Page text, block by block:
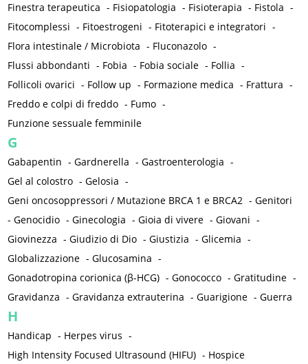
Finestra terapeutica - Fisiopatologia - Fisioterapia - Fistola -
Fitocomplessi - Fitoestrogeni - Fitoterapici e integratori -
Flora intestinale / Microbiota - Fluconazolo -
Flussi abbondanti - Fobia - Fobia sociale - Follia -
Follicoli ovarici - Follow up - Formazione medica - Frattura -
Freddo e colpi di freddo - Fumo -
Funzione sessuale femminile
G
Gabapentin -Gardnerella -Gastroenterologia -
Gel al colostro -Gelosia -
Geni oncosoppressori / Mutazione BRCA 1 e BRCA2 -Genitori
-Genocidio -Ginecologia -Gioia di vivere -Giovani -
Giovinezza -Giudizio di Dio -Giustizia -Glicemia -
Globalizzazione -Glucosamina -
Gonadotropina corionica (β-HCG) -Gonococco -Gratitudine -
Gravidanza -Gravidanza extrauterina -Guarigione -Guerra
H
Handicap - Herpes virus -
High Intensity Focused Ultrasound (HIFU) - Hospice